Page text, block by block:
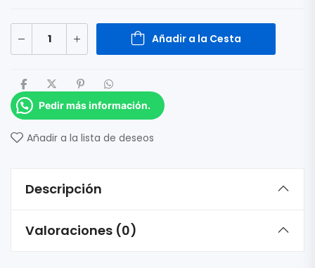
Añadir a la Cesta
Pedir más información.
Añadir a la lista de deseos
Descripción
Valoraciones (0)